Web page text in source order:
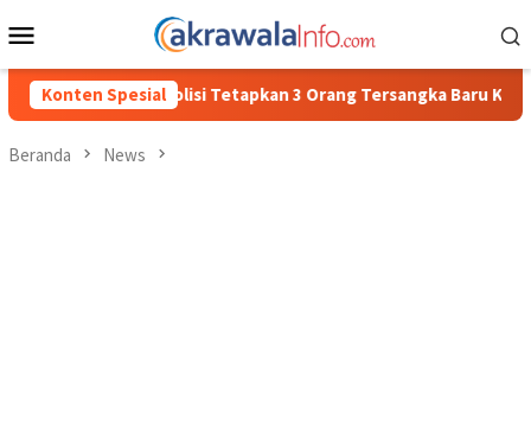
ke
Mobile
Konten Spesial
Tetapkan 3 Orang Tersangka Baru Kasus Penyalahgunaan
Beranda News